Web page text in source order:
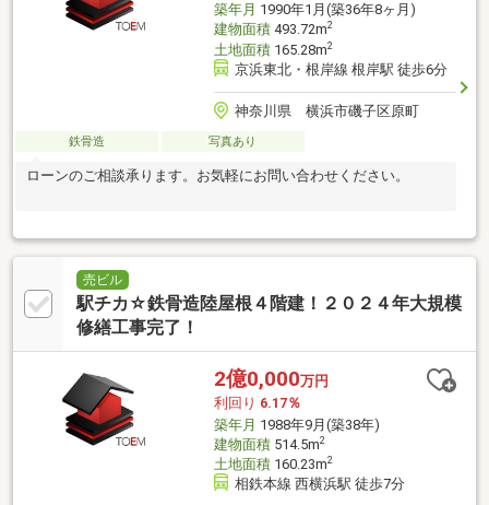
築年月 1990年1月(築36年8ヶ月)
建物面積493.72m2
土地面積165.28m2
京浜東北・根岸線 根岸駅 徒歩6分
神奈川県 横浜市磯子区原町
鉄骨造 写真あり
ローンのご相談承ります。お気軽にお問い合わせください。
売ビル
駅チカ☆鉄骨造陸屋根４階建！２０２４年大規模
修繕工事完了！
2億0,000万円
利回り 6.17％
築年月 1988年9月(築38年)
建物面積514.5m2
土地面積160.23m2
相鉄本線 西横浜駅 徒歩7分